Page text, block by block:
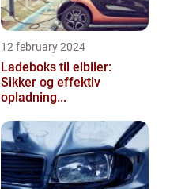
12 february 2024
Ladeboks til elbiler:
Sikker og effektiv
opladning...